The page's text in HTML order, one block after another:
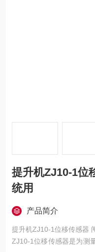
提升机ZJ10-1位移传感器
统用
产品简介
ZJ10-1位移传感器是为测